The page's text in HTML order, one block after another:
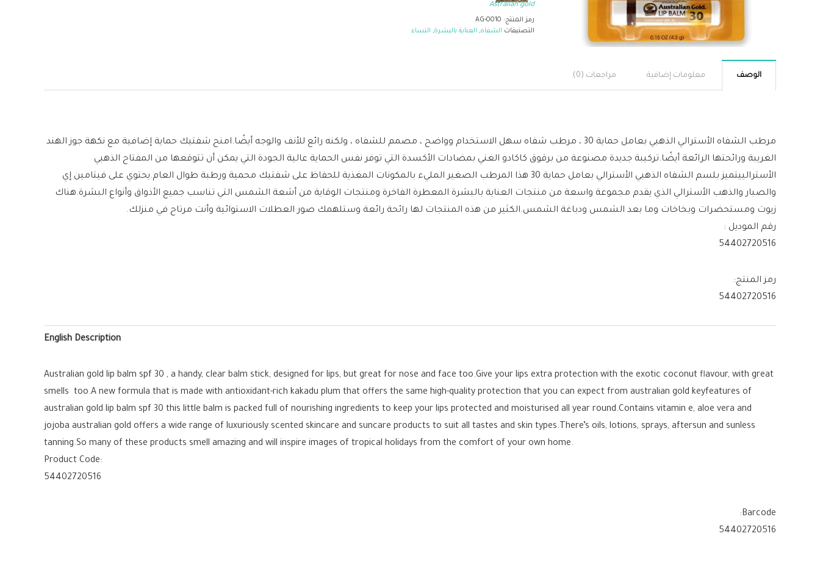
Astralian gold
رمز المنتج: AG-0010
التصنيفات الشفاه, العناية بالبشرة, النساء
الوصف معلومات إضافية مراجعات (0)
مرطب الشفاه الأسترالي الذهبي بعامل حماية 30 ، مرطب شفاه سهل الاستخدام وواضح ، مصمم للشفاه ، ولكنه رائع للأنف والوجه أيضًا.امنح شفتيك حماية إضافية مع نكهة جوز الهند
الغريبة ورائحتها الرائعة أيضًا.تركيبة جديدة مصنوعة من برقوق كاكادو الغني بمضادات الأكسدة التي توفر نفس الحماية عالية الجودة التي يمكن أن تتوقعها من المفتاح الذهبي
الأسترالييتميز بلسم الشفاه الذهبي الأسترالي بعامل حماية 30 هذا المرطب الصغير المليء بالمكونات المغذية للحفاظ على شفتيك محمية ورطبة طوال العام.يحتوي على فيتامين إي
والصبار والذهب الأسترالي الذي يقدم مجموعة واسعة من منتجات العناية بالبشرة المعطرة الفاخرة ومنتجات الوقاية من أشعة الشمس التي تناسب جميع الأذواق وأنواع البشرة.هناك
زيوت ومستحضرات وبخاخات وما بعد الشمس ودباغة الشمس.الكثير من هذه المنتجات لها رائحة رائعة وستلهمك صور العطلات الاستوائية وأنت مرتاح في منزلك.
رقم الموديل :
54402720516
رمز المنتج:
54402720516
English Description
Australian gold lip balm spf 30 , a handy, clear balm stick, designed for lips, but great for nose and face too.Give your lips extra protection with the exotic coconut flavour, with great
smells too.A new formula that is made with antioxidant-rich kakadu plum that offers the same high-quality protection that you can expect from australian gold keyfeatures of
australian gold lip balm spf 30 this little balm is packed full of nourishing ingredients to keep your lips protected and moisturised all year round.Contains vitamin e, aloe vera and
jojoba australian gold offers a wide range of luxuriously scented skincare and suncare products to suit all tastes and skin types.There’s oils, lotions, sprays, aftersun and sunless
tanning.So many of these products smell amazing and will inspire images of tropical holidays from the comfort of your own home.
Product Code:
54402720516
Barcode:
54402720516